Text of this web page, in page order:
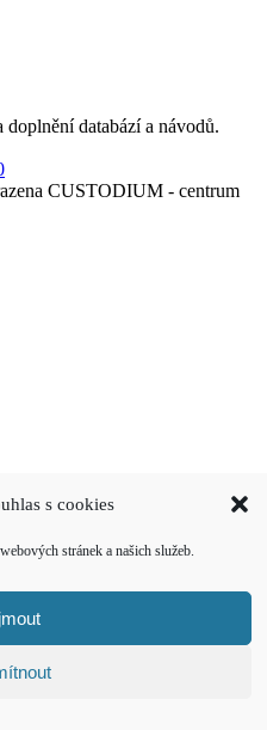
s cookies
stránek a našich služeb.
databází a návodů.
CUSTODIUM - centrum